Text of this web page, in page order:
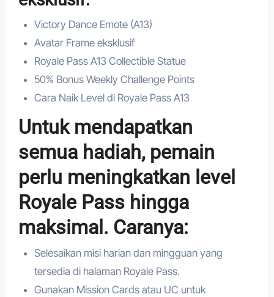
Victory Dance Emote (A13)
Avatar Frame eksklusif
Royale Pass A13 Collectible Statue
50% Bonus Weekly Challenge Points
Cara Naik Level di Royale Pass A13
Untuk mendapatkan
semua hadiah, pemain
perlu meningkatkan level
Royale Pass hingga
maksimal. Caranya:
Selesaikan misi harian dan mingguan yang
tersedia di halaman Royale Pass.
Gunakan Mission Cards atau UC untuk